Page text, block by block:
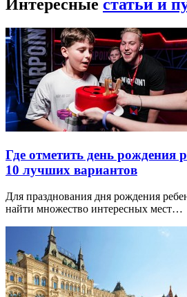
Интересные статьи и
Где отметить день рождения
10 лучших вариантов
Для празднования дня рождения
найти множество интересных мест…